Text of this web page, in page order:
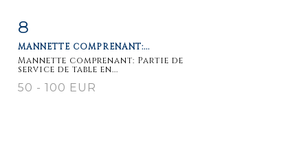
8
MANNETTE COMPRENANT:...
Mannette comprenant: Partie de
service de table en...
50 - 100 EUR